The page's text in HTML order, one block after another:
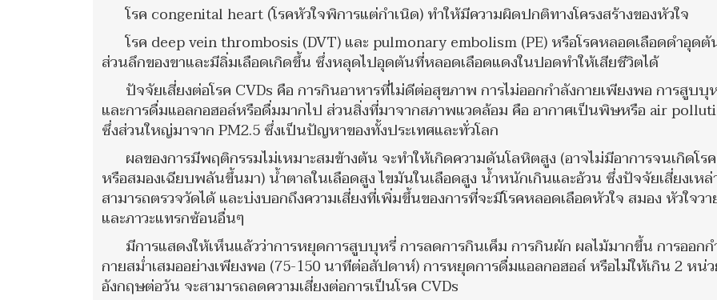
โรค congenital heart (โรคหัวใจพิการแต่กำเนิด) ทำให้มีความผิดปกติทางโครงสร้างของหัวใจ
โรค deep vein thrombosis (DVT) และ pulmonary embolism (PE) หรือโรคหลอดเลือดดำอุด
ส่วนลึกของขาและมีลิ่มเลือดเกิดขึ้น ซึ่งหลุดไปอุดตันที่หลอดเลือดแดงในปอดทำให้เสียชีวิตได้
ปัจจัยเสี่ยงต่อโรค CVDs คือ การกินอาหารที่ไม่ดีต่อสุขภาพ การไม่ออกกำลังกายเพียงพอ การสูบบุ
และการดื่มแอลกอฮอล์หรือดื่มมากไป ส่วนสิ่งที่มาจากสภาพแวดล้อม คือ อากาศเป็นพิษหรือ air
ซึ่งส่วนใหญ่มาจาก PM2.5 ซึ่งเป็นปัญหาของทั้งประเทศและทั่วโลก
ผลของการมีพฤติกรรมไม่เหมาะสมข้างต้น จะทำให้เกิดความดันโลหิตสูง (อาจไม่มีอาการจนเกิดโร
หรือสมองเฉียบพลันขึ้นมา) น้ำตาลในเลือดสูง ไขมันในเลือดสูง น้ำหนักเกินและอ้วน ซึ่งปัจจัยเสี่ยงเห
สามารถตรวจวัดได้ และบ่งบอกถึงความเสี่ยงที่เพิ่มขึ้นของการที่จะมีโรคหลอดเลือดหัวใจ สมอง หัวใจว
และภาวะแทรกซ้อนอื่นๆ
มีการแสดงให้เห็นแล้วว่าการหยุดการสูบบุหรี่ การลดการกินเค็ม การกินผัก ผลไม้มากขึ้น การออกก
กายสม่ำเสมออย่างเพียงพอ (75-150 นาทีต่อสัปดาห์) การหยุดการดื่มแอลกอฮอล์ หรือไม่ให้เกิน 2 หน่
อังกฤษต่อวัน จะสามารถลดความเสี่ยงต่อการเป็นโรค CVDs